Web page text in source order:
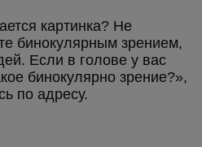
картинка? Не
бинокулярным зрением,
Если в голове у вас
бинокулярно зрение?»,
по адресу.